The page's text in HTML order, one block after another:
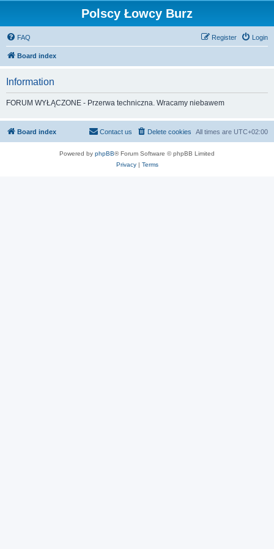
Polscy Łowcy Burz
FAQ Login
Register
Board index
Information
FORUM WYŁĄCZONE - Przerwa techniczna. Wracamy niebawem
Board index All times are UTC+02:00
Delete cookies
Contact us
Powered by phpBB® Forum Software © phpBB Limited
Privacy| Terms